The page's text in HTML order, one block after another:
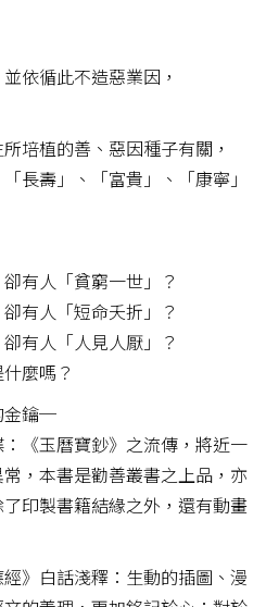
依循此不造惡業因，
培植的善、惡因種子有關，
長壽」、「富貴」、「康寧」
有人「貧窮一世」？
有人「短命夭折」？
有人「人見人厭」？
麼嗎？
金鑰─
《玉曆寶鈔》之流傳，將近一
，本書是勸善叢書之上品，亦
印製書籍結緣之外，還有動畫
》白話淺釋：生動的插圖、漫